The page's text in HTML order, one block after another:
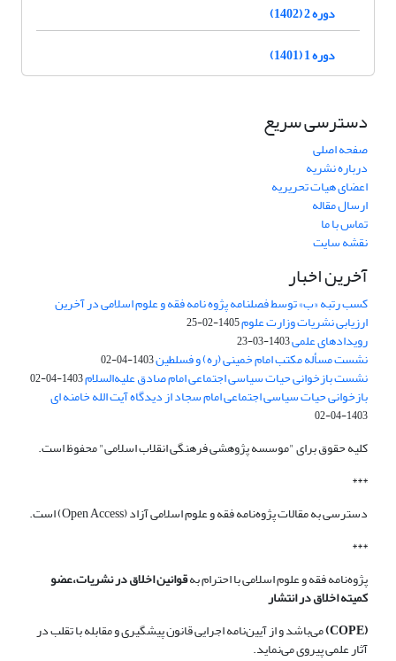
دوره 2 (1402)
دوره 1 (1401)
دسترسی سریع
صفحه اصلی
درباره نشریه
اعضای هیات تحریریه
ارسال مقاله
تماس با ما
نقشه سایت
آخرین اخبار
کسب رتبه «ب» توسط فصلنامه پژوه نامه فقه و علوم اسلامی در آخرین
ارزیابی نشریات وزارت علوم1405-02-25
رویدادهای علمی1403-03-23
نشست مسأله مکتب امام خمینی (ره) و فسلطین1403-04-02
نشست بازخوانی حیات سیاسی اجتماعی امام صادق علیه‌السلام1403-04-02
بازخوانی حیات سیاسی اجتماعی امام سجاد از دیدگاه آیت الله خامنه ای
1403-04-02
کلیه حقوق برای "موسسه پژوهشی فرهنگی انقلاب اسلامی" محفوظ است.
***
دسترسی به مقالات پژوه‌نامه فقه و علوم اسلامی آزاد (Open Access) است.
***
پژوه‌نامه فقه و علوم اسلامی با احترام بهقوانین اخلاق در نشریات،عضو
کمیته اخلاق در انتشار
(COPE)
می‌باشد و از آیین‌نامه اجرایی قانون پیشگیری و مقابله با تقلب در
آثار علمی پیروی می‌نماید.